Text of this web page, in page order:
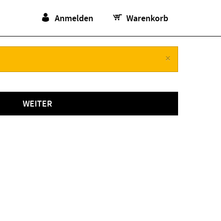
Anmelden Warenkorb
×
WEITER